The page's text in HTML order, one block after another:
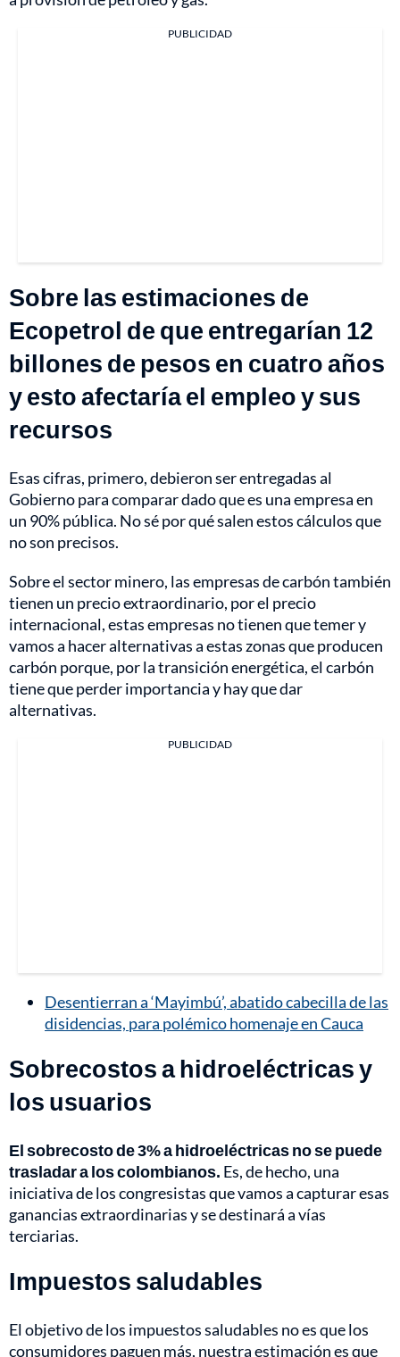
PUBLICIDAD
Sobre las estimaciones de
Ecopetrol de que entregarían 12
billones de pesos en cuatro años
y esto afectaría el empleo y sus
recursos
Esas cifras, primero, debieron ser entregadas al
Gobierno para comparar dado que es una empresa en
un 90% pública. No sé por qué salen estos cálculos que
no son precisos.
Sobre el sector minero, las empresas de carbón también
tienen un precio extraordinario, por el precio
internacional, estas empresas no tienen que temer y
vamos a hacer alternativas a estas zonas que producen
carbón porque, por la transición energética, el carbón
tiene que perder importancia y hay que dar
alternativas.
PUBLICIDAD
Desentierran a ‘Mayimbú’, abatido cabecilla de las
disidencias, para polémico homenaje en Cauca
Sobrecostos a hidroeléctricas y
los usuarios
El sobrecosto de 3% a hidroeléctricas no se puede
trasladar a los colombianos. Es, de hecho, una
iniciativa de los congresistas que vamos a capturar esas
ganancias extraordinarias y se destinará a vías
terciarias.
Impuestos saludables
El objetivo de los impuestos saludables no es que los
consumidores paguen más, nuestra estimación es que